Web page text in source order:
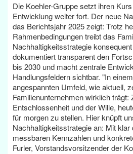
Die Koehler-Gruppe setzt ihren
Entwicklung weiter fort. Der neue
das Berichtsjahr 2025 zeigt: Trotz
Rahmenbedingungen treibt das
Nachhaltigkeitsstrategie
dokumentiert transparent den
bis 2030 und macht zentrale
Handlungsfeldern sichtbar. "In
angespannten Umfeld, wie aktuell,
Familienunternehmen wirklich trägt:
Entschlossenheit und der Wille,
für morgen zu stellen. Hier knüpft
Nachhaltigkeitsstrategie an: Mit klar
messbaren Kennzahlen und
Furler, Vorstandsvorsitzender der